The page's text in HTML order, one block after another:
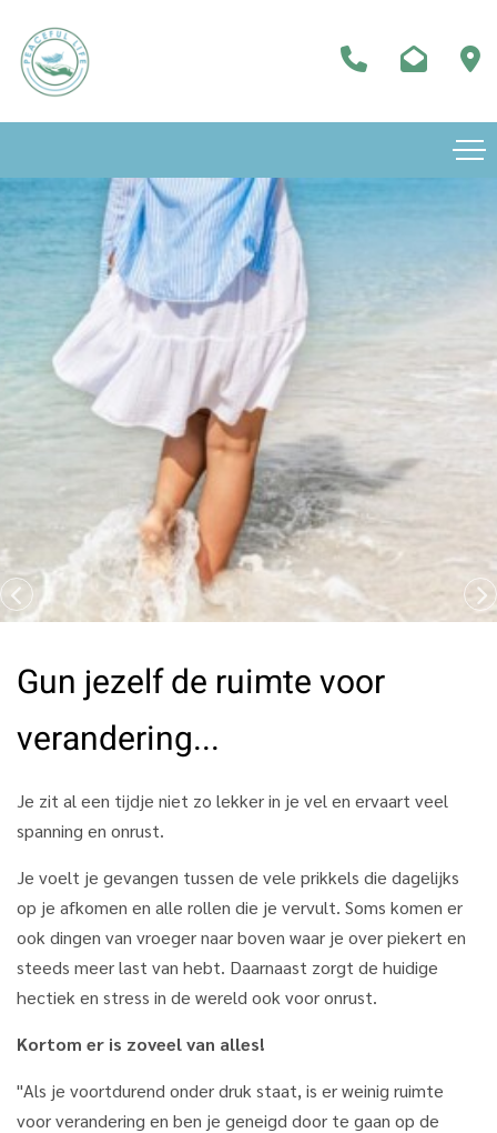
Gun jezelf de ruimte voor
verandering...
Je zit al een tijdje niet zo lekker in je vel en ervaart veel
spanning en onrust.
Je voelt je gevangen tussen de vele prikkels die dagelijks
op je afkomen en alle rollen die je vervult. Soms komen er
ook dingen van vroeger naar boven waar je over piekert en
steeds meer last van hebt. Daarnaast zorgt de huidige
hectiek en stress in de wereld ook voor onrust.
Kortom er is zoveel van alles!
"Als je voortdurend onder druk staat, is er weinig ruimte
voor verandering en ben je geneigd door te gaan op de